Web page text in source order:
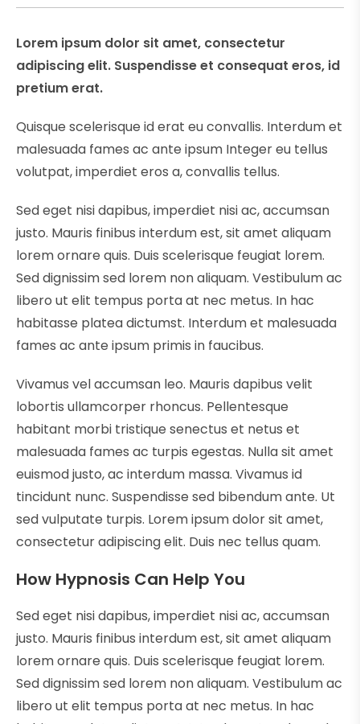
Lorem ipsum dolor sit amet, consectetur
adipiscing elit. Suspendisse et consequat eros, id
pretium erat.
Quisque scelerisque id erat eu convallis. Interdum et
malesuada fames ac ante ipsum Integer eu tellus
volutpat, imperdiet eros a, convallis tellus.
Sed eget nisi dapibus, imperdiet nisi ac, accumsan
justo. Mauris finibus interdum est, sit amet aliquam
lorem ornare quis. Duis scelerisque feugiat lorem.
Sed dignissim sed lorem non aliquam. Vestibulum ac
libero ut elit tempus porta at nec metus. In hac
habitasse platea dictumst. Interdum et malesuada
fames ac ante ipsum primis in faucibus.
Vivamus vel accumsan leo. Mauris dapibus velit
lobortis ullamcorper rhoncus. Pellentesque
habitant morbi tristique senectus et netus et
malesuada fames ac turpis egestas. Nulla sit amet
euismod justo, ac interdum massa. Vivamus id
tincidunt nunc. Suspendisse sed bibendum ante. Ut
sed vulputate turpis. Lorem ipsum dolor sit amet,
consectetur adipiscing elit. Duis nec tellus quam.
How Hypnosis Can Help You
Sed eget nisi dapibus, imperdiet nisi ac, accumsan
justo. Mauris finibus interdum est, sit amet aliquam
lorem ornare quis. Duis scelerisque feugiat lorem.
Sed dignissim sed lorem non aliquam. Vestibulum ac
libero ut elit tempus porta at nec metus. In hac